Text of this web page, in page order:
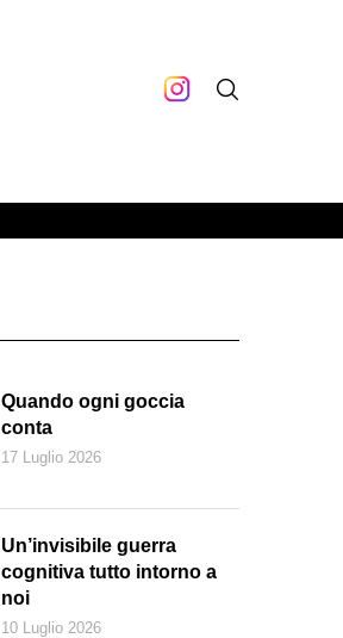
Quando ogni goccia
conta
17 Luglio 2026
Un’invisibile guerra
cognitiva tutto intorno a
noi
10 Luglio 2026